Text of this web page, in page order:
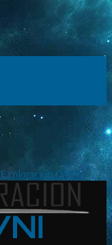
Exploración OVNI